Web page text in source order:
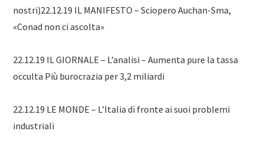
nostri)22.12.19 IL MANIFESTO – Sciopero Auchan-Sma,
«Conad non ci ascolta»
22.12.19 IL GIORNALE – L’analisi – Aumenta pure la tassa
occulta Più burocrazia per 3,2 miliardi
22.12.19 LE MONDE – L’Italia di fronte ai suoi problemi
industriali